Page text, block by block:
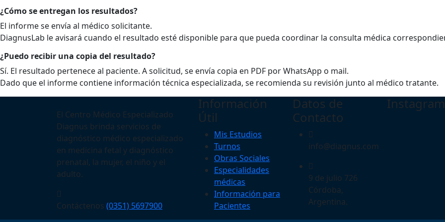
¿Cómo se entregan los resultados?
El informe se envía al médico solicitante.
DiagnusLab le avisará cuando el resultado esté disponible para que pueda coordinar la consulta médica
¿Puedo recibir una copia del resultado?
Sí. El resultado pertenece al paciente. A solicitud, se envía copia en PDF por WhatsApp o mail.
Dado que el informe contiene información técnica especializada, se recomienda su revisión junto al médico tratante.
El Centro Médico Especializado
Diagnus brinda servicios de
diagnóstico médico especializado
en medicina fetal y diagnóstico
prenatal, la mujer, el niño y el
adulto.
Contáctenos (0351) 5697900
Información
Útil
Mis Estudios
Turnos
Obras Sociales
Especialidades
médicas
Información para
Pacientes
Datos de
Contacto
info@diagnus.com
9 de julio 726
Córdoba,
Argentina.
Instagram